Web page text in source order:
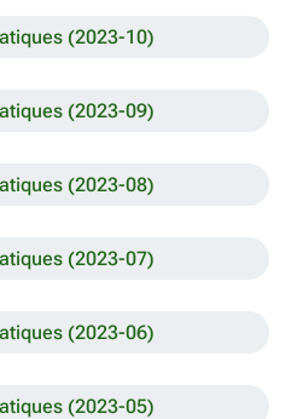
(2023-10)
(2023-09)
(2023-08)
(2023-07)
(2023-06)
(2023-05)